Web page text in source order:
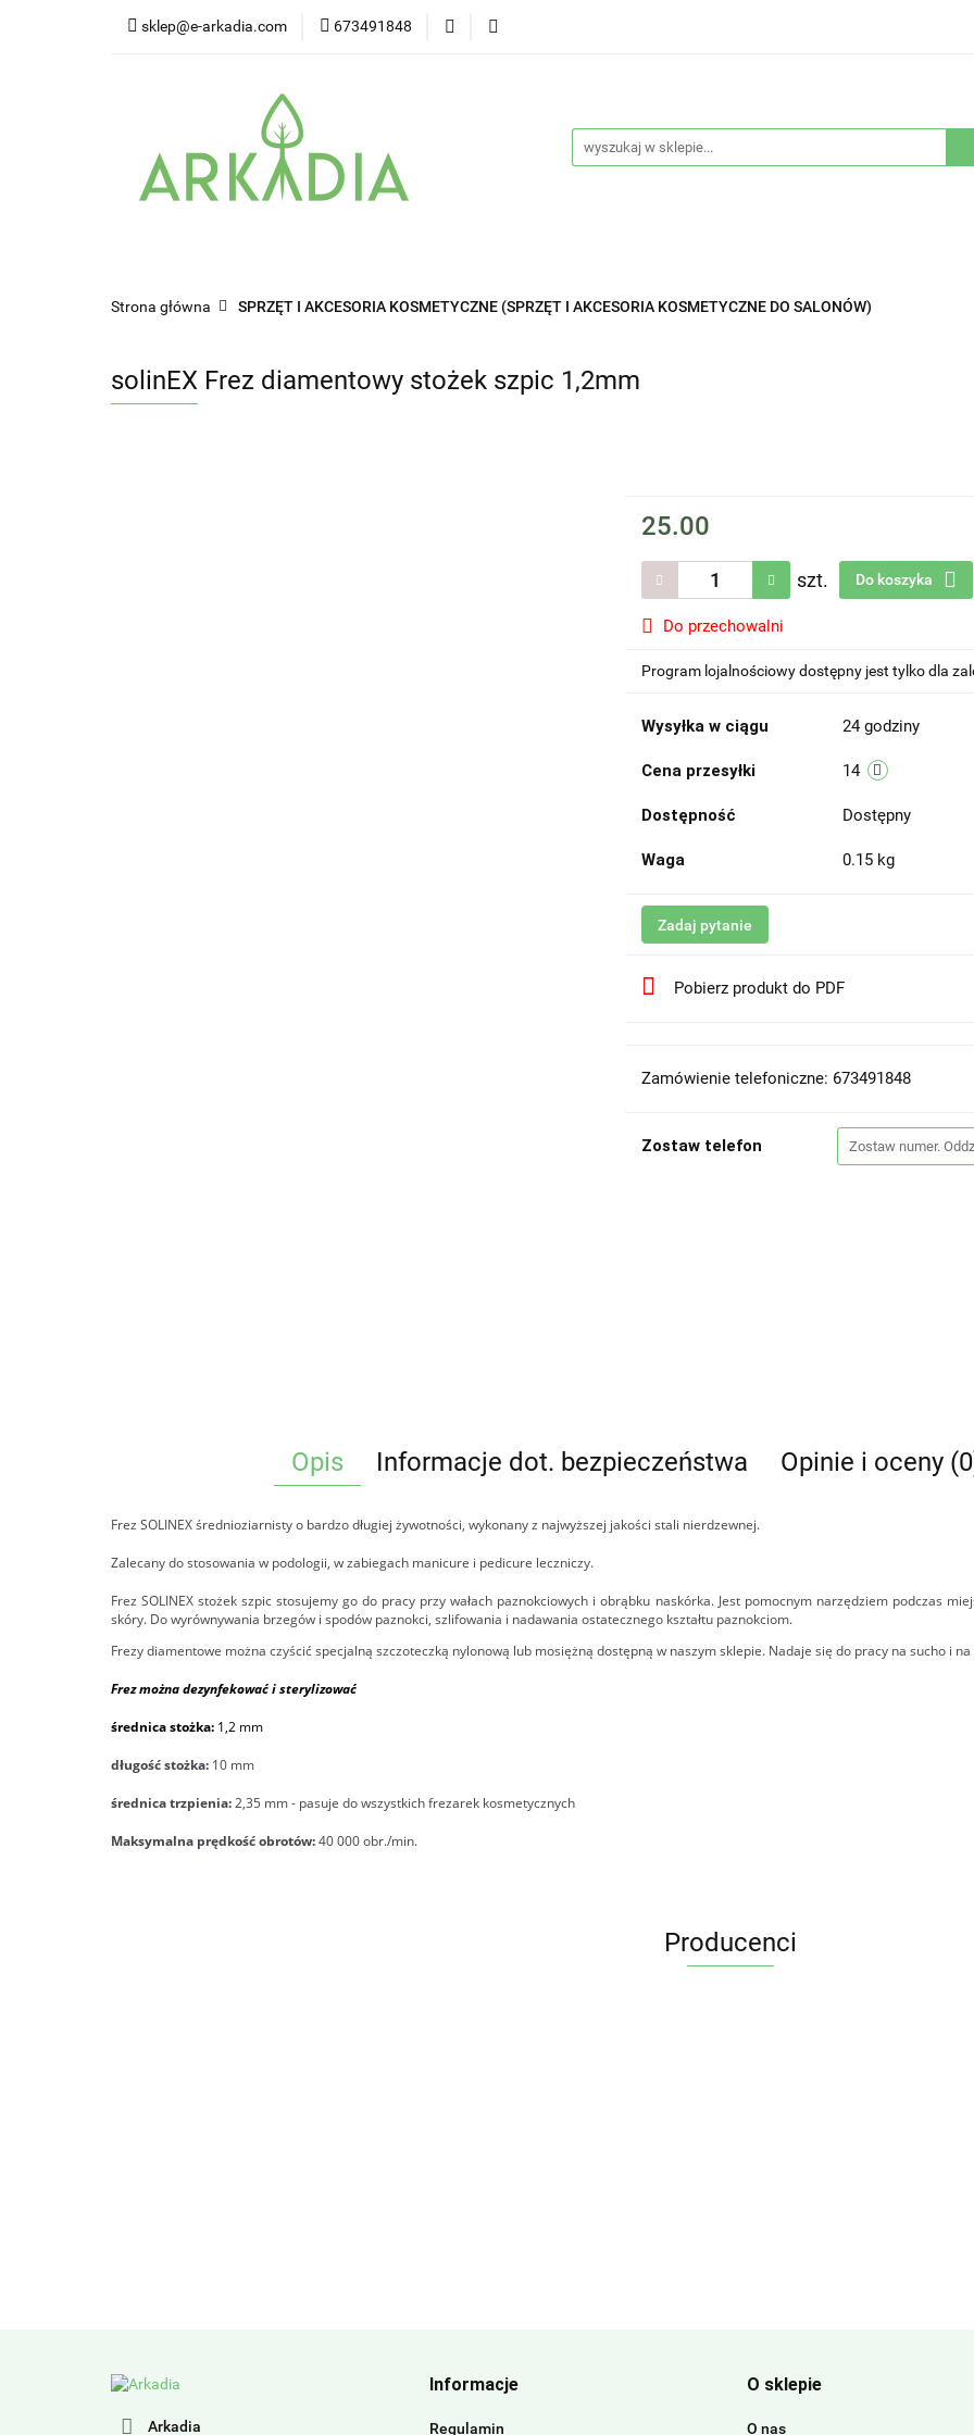
sklep@e-arkadia.com 673491848
Kategorie Producenci
Strona główna SPRZĘT I AKCESORIA KOSMETYCZNE (SPRZĘT I AKCESORIA KOSMETYCZNE DO SALONÓW)
solinEX Frez diamentowy stożek szpic 1,2mm
25.00
szt. Do koszyka
Do przechowalni
Program lojalnościowy dostępny jest tylko dla
Wysyłka w ciągu 24 godziny
Cena przesyłki 14
Dostępność Dostępny
Waga 0.15 kg
Zadaj pytanie
Pobierz produkt do PDF
Zamówienie telefoniczne: 673491848
Zostaw telefon
Opis Informacje dot. bezpieczeństwa Opinie i oceny
Frez SOLINEX średnioziarnisty o bardzo długiej żywotności, wykonany z najwyższej jakości stali nierdzewnej.
Zalecany do stosowania w podologii, w zabiegach manicure i pedicure leczniczy.
Frez SOLINEX stożek szpic stosujemy go do pracy przy wałach paznokciowych i obrąbku naskórka. Jest pomocnym narzędziem podczas
skóry. Do wyrównywania brzegów i spodów paznokci, szlifowania i nadawania ostatecznego kształtu paznokciom.
Frezy diamentowe można czyścić specjalną szczoteczką nylonową lub mosiężną dostępną w naszym sklepie. Nadaje się do pracy na sucho i
Frez można dezynfekować i sterylizować
średnica stożka: 1,2 mm
długość stożka: 10 mm
średnica trzpienia:2,35 mm - pasuje do wszystkich frezarek kosmetycznych
Maksymalna prędkość obrotów:40 000 obr./min.
Producenci
Arkadia
Informacje
Regulamin
O sklepie
O nas